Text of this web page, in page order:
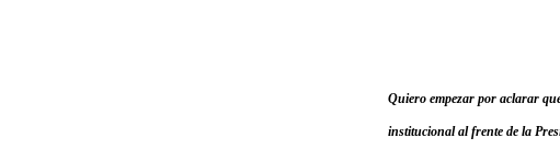
Quiero empezar por aclarar
institucional al frente de la